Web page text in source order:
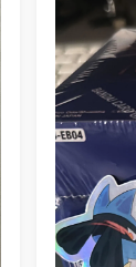
Build and Battle
299,90 €
¡Última unidad!